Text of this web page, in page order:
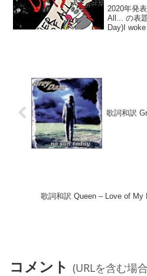
2020年発
All... の表
Day)I
歌詞和訳
歌詞和訳 Queen – Love of My
コメント (URLを含む場